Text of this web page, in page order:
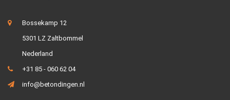
Bossekamp 12
5301 LZ Zaltbommel
Nederland
+31 85 - 060 62 04
info@betondingen.nl